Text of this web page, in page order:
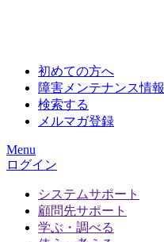
初めての方へ
障害メンテナンス情報
検索する
メルマガ登録
Menu
ログイン
システムサポート
顧問先サポート
学ぶ・調べる